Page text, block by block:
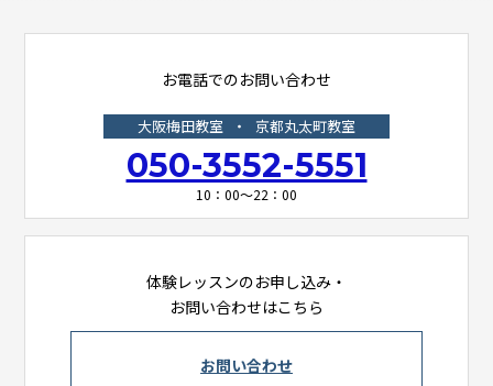
お電話でのお問い合わせ
大阪梅田教室 ・ 京都丸太町教室
050-3552-5551
10：00～22：00
体験レッスンのお申し込み・
お問い合わせはこちら
お問い合わせ